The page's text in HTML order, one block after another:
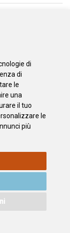
di
di
le
una
il tuo
le
più